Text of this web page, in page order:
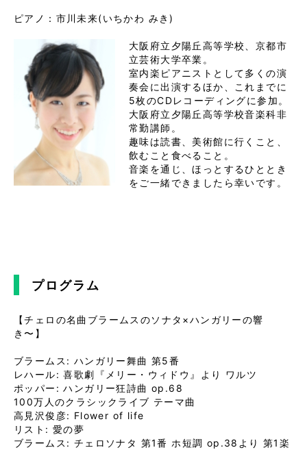
ピアノ：市川未来(いちかわ みき)
大阪府立夕陽丘高等学校、京都市
立芸術大学卒業。
室内楽ピアニストとして多くの演
奏会に出演するほか、これまでに
5枚のCDレコーディングに参加。
大阪府立夕陽丘高等学校音楽科非
常勤講師。
趣味は読書、美術館に行くこと、
飲むこと食べること。
音楽を通じ、ほっとするひととき
をご一緒できましたら幸いです。
プログラム
【チェロの名曲ブラームスのソナタ×ハンガリーの響
き〜】
ブラームス: ハンガリー舞曲 第5番
レハール: 喜歌劇『メリー・ウィドウ』より ワルツ
ポッパー: ハンガリー狂詩曲 op.68
100万人のクラシックライブ テーマ曲
高見沢俊彦: Flower of life
リスト: 愛の夢
ブラームス: チェロソナタ 第1番 ホ短調 op.38より 第1楽